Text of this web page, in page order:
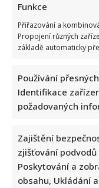
Funkce
Přiřazování a
Propojení různých
základě automaticky
Používání
Identifikace
požadovaných
Zajištění
zjišťování
Poskytování a
obsahu, Ukládání
Prezident Pavel
však fotografie,